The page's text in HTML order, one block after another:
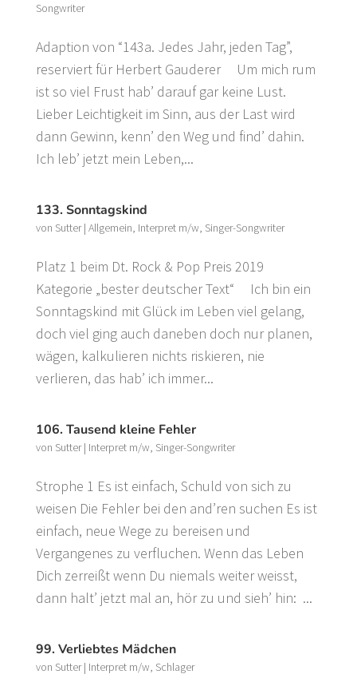
Songwriter
Adaption von “143a. Jedes Jahr, jeden Tag”,
reserviert für Herbert Gauderer Um mich rum
ist so viel Frust hab’ darauf gar keine Lust.
Lieber Leichtigkeit im Sinn, aus der Last wird
dann Gewinn, kenn’ den Weg und find’ dahin.
Ich leb’ jetzt mein Leben,...
133. Sonntagskind
von Sutter| Allgemein, Interpret m/w, Singer-Songwriter
Platz 1 beim Dt. Rock & Pop Preis 2019
Kategorie „bester deutscher Text“ Ich bin ein
Sonntagskind mit Glück im Leben viel gelang,
doch viel ging auch daneben doch nur planen,
wägen, kalkulieren nichts riskieren, nie
verlieren, das hab’ ich immer...
106. Tausend kleine Fehler
von Sutter| Interpret m/w, Singer-Songwriter
Strophe 1 Es ist einfach, Schuld von sich zu
weisen Die Fehler bei den and’ren suchen Es ist
einfach, neue Wege zu bereisen und
Vergangenes zu verfluchen. Wenn das Leben
Dich zerreißt wenn Du niemals weiter weisst,
dann halt’ jetzt mal an, hör zu und sieh’ hin: ...
99. Verliebtes Mädchen
von Sutter| Interpret m/w, Schlager